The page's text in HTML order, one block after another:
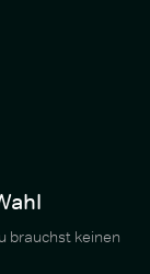
brauchst keinen